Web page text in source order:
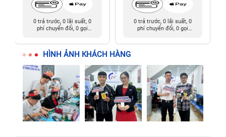
0 trả trước, 0 lãi suất, 0
phí chuyển đổi, 0 gọi
0 trả trước, 0 lãi suất, 0
phí chuyển đổi, 0 gọi
HÌNH ẢNH KHÁCH HÀNG